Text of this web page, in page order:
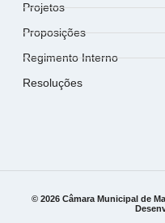
Projetos
Proposições
Regimento Interno
Resoluções
© 2026 Câmara Municipal de